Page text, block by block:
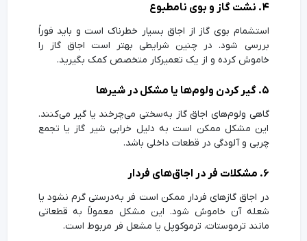
۴. نشت گاز و بوی نامطبوع
استشمام بوی گاز از اجاق بسیار خطرناک است و باید فوراً
بررسی شود. در چنین شرایطی بهتر است اجاق گاز را
خاموش کرده و از یک تعمیرکار متخصص کمک بگیرید.
۵. گیر کردن ولوم‌ها یا مشکل در شیرها
گاهی ولوم‌های اجاق گاز به‌سختی می‌چرخند یا گیر می‌کنند.
این مشکل ممکن است به دلیل خرابی شیر گاز یا تجمع
چربی و آلودگی در قطعات داخلی باشد.
۶. مشکلات فر در اجاق‌های فردار
در اجاق گازهای فردار ممکن است فر به‌درستی گرم نشود یا
شعله آن خاموش شود. این مشکل معمولاً به قطعاتی
مانند ترموستات، ترموکوپل یا مشعل فر مربوط است.